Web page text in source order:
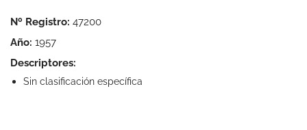
Nº Registro: 47200
Año: 1957
Descriptores:
Sin clasificación específica